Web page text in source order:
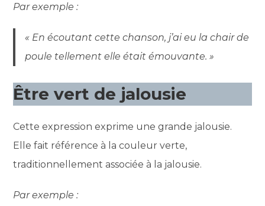
Par exemple :
« En écoutant cette chanson, j’ai eu la chair de
poule tellement elle était émouvante. »
Être vert de jalousie
Cette expression exprime une grande jalousie.
Elle fait référence à la couleur verte,
traditionnellement associée à la jalousie.
Par exemple :